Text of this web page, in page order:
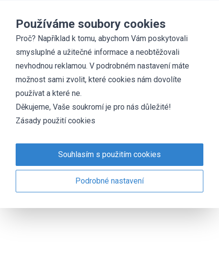
Základní škola
Neznámá zákoutí virtuálního světa
27. 1. 2022
Denisa Kolínská
aktuálně
pro rodiče / ostatní
Zveme všechny rodiče na seminář Neznámá zákoutí
Střední Povltaví 5. 4. 2022 v Kovářově.
Pozvánka
Používáme soubory cookies
Proč? Například k tomu, abychom Vám poskytovali
smysluplné a užitečné informace a neobtěžovali
nevhodnou reklamou. V podrobném nastavení máte
možnost sami zvolit, které cookies nám dovolíte
používat a které ne.
Děkujeme, Vaše soukromí je pro nás důležité!
Zásady použití cookies
Souhlasím s použitím cookies
Podrobné nastavení